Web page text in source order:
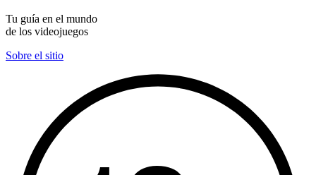
Tu guía en el mundo
de los videojuegos
Sobre el sitio